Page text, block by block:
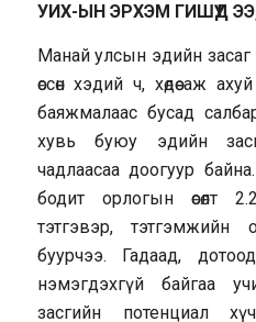
УИХ-ЫН ЭРХЭМ ГИШҮҮД
Манай улсын эдийн
өссөн хэдий ч, хөдөө аж
баяжмалаас бусад
хувь буюу эдийн
чадлаасаа доогуур
бодит орлогын өсөлт
тэтгэвэр, тэтгэмжийн
буурчээ. Гадаад,
нэмэгдэхгүй байгаа
засгийн потенциал